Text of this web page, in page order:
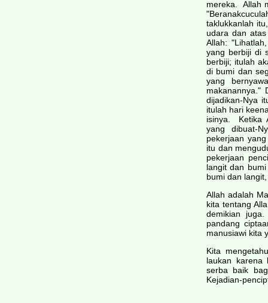
mereka. Allah
taklukkanlah
udara dan
Allah:
yang berbiji di
berbiji; itulah
di bumi dan
yang
makanannya."
dijadikan-Nya
itulah hari
isinya. Ketika
yang dibuat-
pekerjaan
itu dan
pekerjaan
langit dan
bumi dan
Allah adalah
kita tentang
demikian
pandang
manusiawi kita
Kita
laukan karena
serba baik
Kejadian-